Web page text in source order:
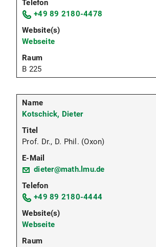
+49 89 2180-4478
Webseite
B 225
Kotschick, Dieter
Prof. Dr., D. Phil. (Oxon)
dieter@math.lmu.de
+49 89 2180-4444
Webseite